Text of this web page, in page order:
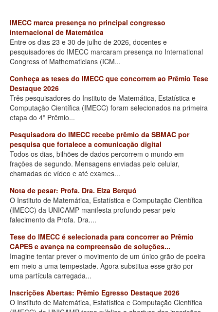
IMECC marca presença no principal congresso
internacional de Matemática
Entre os dias 23 e 30 de julho de 2026, docentes e
pesquisadores do IMECC marcaram presença no International
Congress of Mathematicians (ICM...
Conheça as teses do IMECC que concorrem ao Prêmio Tese
Destaque 2026
Três pesquisadores do Instituto de Matemática, Estatística e
Computação Científica (IMECC) foram selecionados na primeira
etapa do 4º Prêmio...
Pesquisadora do IMECC recebe prêmio da SBMAC por
pesquisa que fortalece a comunicação digital
Todos os dias, bilhões de dados percorrem o mundo em
frações de segundo. Mensagens enviadas pelo celular,
chamadas de vídeo e até exames...
Nota de pesar: Profa. Dra. Elza Berquó
O Instituto de Matemática, Estatística e Computação Científica
(IMECC) da UNICAMP manifesta profundo pesar pelo
falecimento da Profa. Dra....
Tese do IMECC é selecionada para concorrer ao Prêmio
CAPES e avança na compreensão de soluções...
Imagine tentar prever o movimento de um único grão de poeira
em meio a uma tempestade. Agora substitua esse grão por
uma partícula carregada...
Inscrições Abertas: Prêmio Egresso Destaque 2026
O Instituto de Matemática, Estatística e Computação Científica